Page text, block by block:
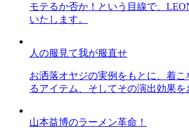
モテるか否か！という目線で、
いたします。
人の服見て我が服直せ
お洒落オヤジの実例をもとに、着
るアイテム、そしてその演出効果を
山本益博のラーメン革命！